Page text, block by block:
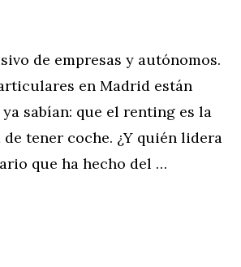
de empresas y autónomos.
en Madrid están
sabían: que el renting es la
tener coche. ¿Y quién lidera
que ha hecho del …